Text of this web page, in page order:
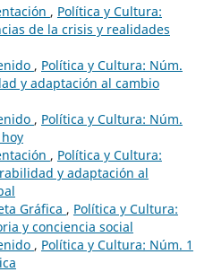
, Política y Cultura:
de la crisis y realidades
, Política y Cultura: Núm.
y adaptación al cambio
, Política y Cultura: Núm.
, Política y Cultura:
y adaptación al
Gráfica , Política y Cultura:
y conciencia social
, Política y Cultura: Núm. 1